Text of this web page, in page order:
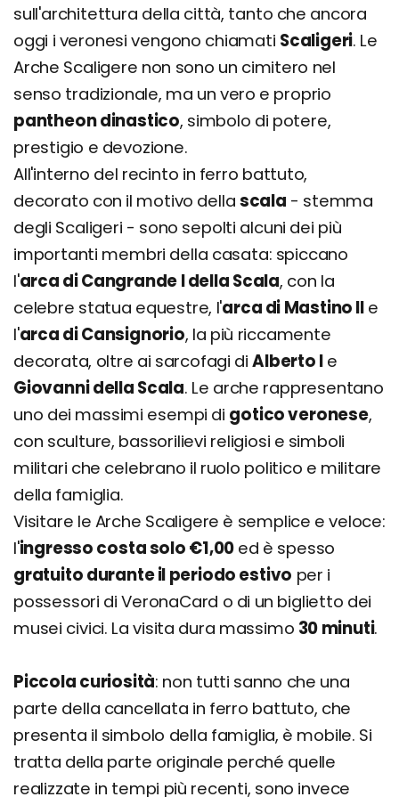
sull'architettura della città, tanto che ancora
oggi i veronesi vengono chiamati Scaligeri. Le
Arche Scaligere non sono un cimitero nel
senso tradizionale, ma un vero e proprio
pantheon dinastico, simbolo di potere,
prestigio e devozione.
All'interno del recinto in ferro battuto,
decorato con il motivo della scala - stemma
degli Scaligeri - sono sepolti alcuni dei più
importanti membri della casata: spiccano
l'arca di Cangrande I della Scala, con la
celebre statua equestre, l'arca di Mastino II e
l'arca di Cansignorio, la più riccamente
decorata, oltre ai sarcofagi diAlberto Ie
Giovanni della Scala. Le arche rappresentano
uno dei massimi esempi di gotico veronese,
con sculture, bassorilievi religiosi e simboli
militari che celebrano il ruolo politico e militare
della famiglia.
Visitare le Arche Scaligere è semplice e veloce:
l'ingresso costa solo €1,00 ed è spesso
gratuito durante il periodo estivo per i
possessori di VeronaCard o di un biglietto dei
musei civici. La visita dura massimo 30 minuti.
Piccola curiosità: non tutti sanno che una
parte della cancellata in ferro battuto, che
presenta il simbolo della famiglia, è mobile. Si
tratta della parte originale perché quelle
realizzate in tempi più recenti, sono invece